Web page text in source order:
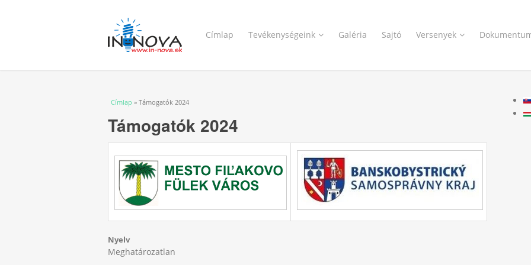
Címlap Tevékenységeink Galéria Sajtó Versenyek
Jelenlegi hely
Címlap » Támogatók 2024
Támogatók 2024
Nyelv
Meghatározatlan